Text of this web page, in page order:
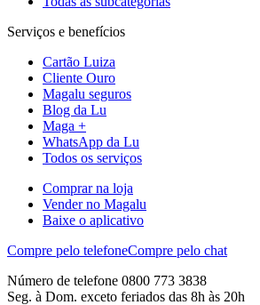
Serviços e benefícios
Cartão Luiza
Cliente Ouro
Magalu seguros
Blog da Lu
Maga +
WhatsApp da Lu
Todos os serviços
Comprar na loja
Vender no Magalu
Baixe o aplicativo
Compre pelo telefoneCompre pelo chat
Número de telefone 0800 773 3838
Seg. à Dom. exceto feriados das 8h às 20h